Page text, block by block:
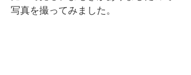
写真を撮ってみました。